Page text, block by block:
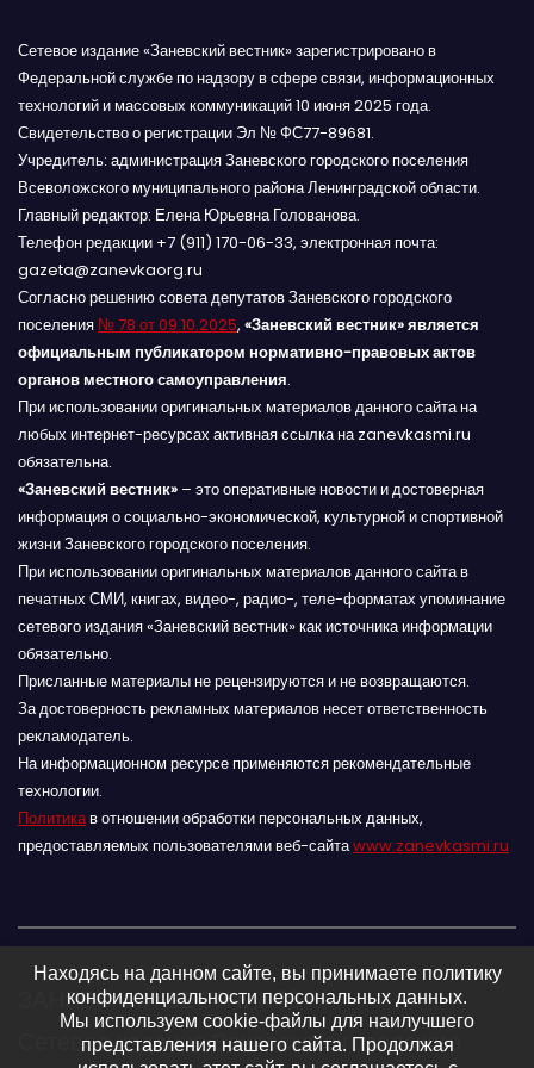
Сетевое издание «Заневский вестник» зарегистрировано в
Федеральной службе по надзору в сфере связи, информационных
технологий и массовых коммуникаций 10 июня 2025 года.
Свидетельство о регистрации Эл № ФС77-89681.
Учредитель: администрация Заневского городского поселения
Всеволожского муниципального района Ленинградской области.
Главный редактор: Елена Юрьевна Голованова.
Телефон редакции +7 (911) 170-06-33, электронная почта:
gazeta@zanevkaorg.ru
Согласно решению совета депутатов Заневского городского
поселения № 78 от 09.10.2025, «Заневский вестник» является
официальным публикатором нормативно-правовых актов
органов местного самоуправления.
При использовании оригинальных материалов данного сайта на
любых интернет-ресурсах активная ссылка на zanevkasmi.ru
обязательна.
«Заневский вестник» – это оперативные новости и достоверная
информация о социально-экономической, культурной и спортивной
жизни Заневского городского поселения.
При использовании оригинальных материалов данного сайта в
печатных СМИ, книгах, видео-, радио-, теле-форматах упоминание
сетевого издания «Заневский вестник» как источника информации
обязательно.
Присланные материалы не рецензируются и не возвращаются.
За достоверность рекламных материалов несет ответственность
рекламодатель.
На информационном ресурсе применяются рекомендательные
технологии.
Политикав отношении обработки персональных данных,
предоставляемых пользователями веб-сайтаwww.zanevkasmi.ru
ЗАНЕВСКИЙ ВЕСТНИК 16+
Сетевое издание Заневского городского
Находясь на данном сайте, вы принимаете политику
конфиденциальности персональных данных.
Мы используем cookie-файлы для наилучшего
представления нашего сайта. Продолжая